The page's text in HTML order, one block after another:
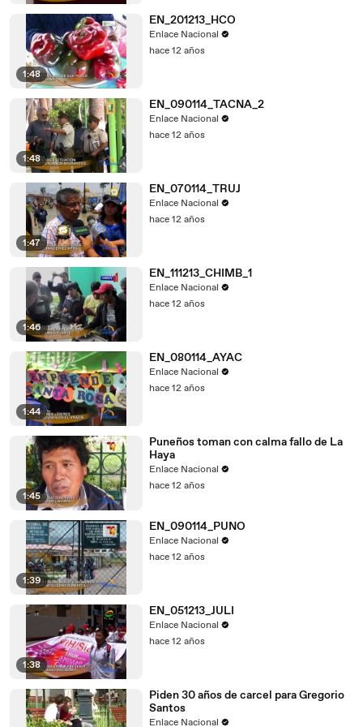
1:48
EN_201213_HCO
Enlace Nacional
hace 12 años
1:48
EN_090114_TACNA_2
Enlace Nacional
hace 12 años
1:47
EN_070114_TRUJ
Enlace Nacional
hace 12 años
1:46
EN_111213_CHIMB_1
Enlace Nacional
hace 12 años
1:44
EN_080114_AYAC
Enlace Nacional
hace 12 años
1:45
Puneños toman con calma fallo de La
Haya
Enlace Nacional
hace 12 años
1:39
EN_090114_PUNO
Enlace Nacional
hace 12 años
1:38
EN_051213_JULI
Enlace Nacional
hace 12 años
Piden 30 años de carcel para Gregorio
Santos
Enlace Nacional